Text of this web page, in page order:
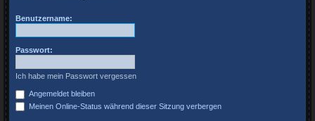
Benutzername:
Passwort:
Ich habe mein Passwort vergessen
Angemeldet bleiben
Meinen Online-Status während dieser Sitzung verbergen